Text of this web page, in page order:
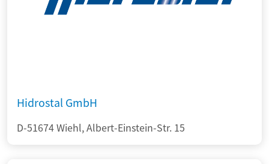
Hidrostal GmbH
D-51674 Wiehl, Albert-Einstein-Str. 15